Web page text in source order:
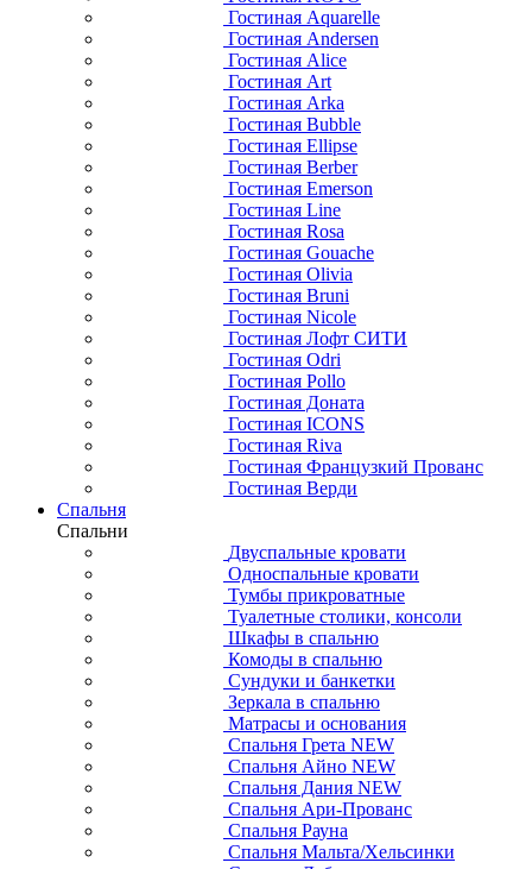
Гостиная Aquarelle
Гостиная Andersen
Гостиная Alice
Гостиная Art
Гостиная Arka
Гостиная Bubble
Гостиная Ellipse
Гостиная Berber
Гостиная Emerson
Гостиная Line
Гостиная Rosa
Гостиная Gouache
Гостиная Olivia
Гостиная Bruni
Гостиная Nicole
Гостиная Лофт СИТИ
Гостиная Odri
Гостиная Pollo
Гостиная Доната
Гостиная ICONS
Гостиная Riva
Гостиная Французкий Прованс
Гостиная Верди
Спальня
Спальни
Двуспальные кровати
Односпальные кровати
Тумбы прикроватные
Туалетные столики, консоли
Шкафы в спальню
Комоды в спальню
Сундуки и банкетки
Зеркала в спальню
Матрасы и основания
Спальня Грета NEW
Спальня Айно NEW
Спальня Дания NEW
Спальня Ари-Прованс
Спальня Рауна
Спальня Мальта/Хельсинки